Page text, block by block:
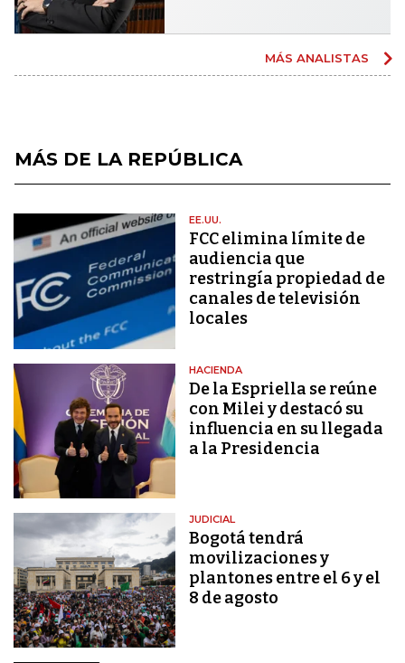
MÁS ANALISTAS
MÁS DE LA REPÚBLICA
EE.UU.
FCC elimina límite de
audiencia que
restringía propiedad de
canales de televisión
locales
HACIENDA
De la Espriella se reúne
con Milei y destacó su
influencia en su llegada
a la Presidencia
JUDICIAL
Bogotá tendrá
movilizaciones y
plantones entre el 6 y el
8 de agosto